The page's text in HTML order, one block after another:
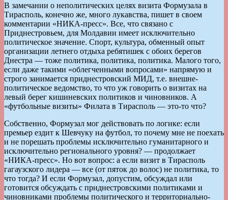
В замечании о неполитических целях визита Формузала в
Тирасполь, конечно же, много лукавства, пишет в своем
комментарии «НИКА-пресс». Все, что связано с
Приднестровьем, для Молдавии имеет исключительно
политическое значение. Спорт, культура, обменный опыт
организации летнего отдыха ребятишек с обоих берегов
Днестра — тоже политика, политика, политика. Малого того,
если даже такими «облегченными вопросами» напрямую и
строго занимается приднестровский МИД, т.е. внешне-
политическое ведомство, то что уж говорить о визитах на
левый берег кишиневских политиков и чиновников. А
«футбольные визиты» Филата в Тирасполь — это-то что?
Собственно, Формузал мог действовать по логике: если
премьер ездит к Шевчуку на футбол, то почему мне не поехать
и не порешать проблемы исключительно гуманитарного и
исключительно регионального уровня? — продолжает
«НИКА-пресс». Но вот вопрос: а если визит в Тирасполь
гагаузского лидера — все (от пяток до волос) не политика, то
что тогда? И если Формузал, допустим, обсуждал или
готовится обсуждать с приднестровскими политиками и
чиновниками проблемы политического и территориально-